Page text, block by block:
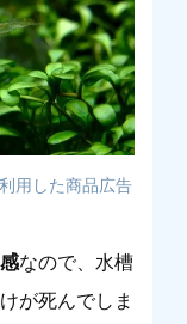
用した商品広告
なので、水槽
が死んでしま